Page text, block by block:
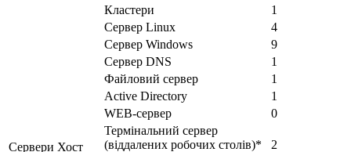
Кластери
1
Сервери Хост
Сервер Linux
4
Сервер Windows
9
Сервер DNS
1
Файловий сервер
1
Active Directory
1
WEB-сервер
0
Термінальний сервер
(віддалених робочих столів)*
2